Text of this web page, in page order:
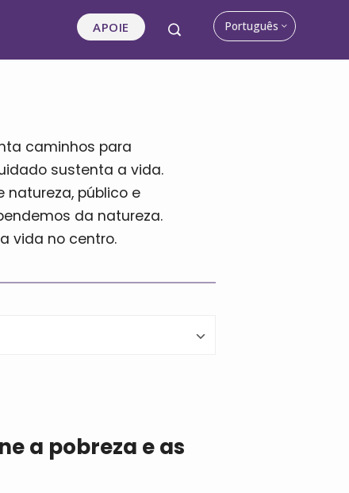
APOIE Português
caminhos para
sustenta a vida.
público e
da natureza.
vida no centro.
a pobreza e as